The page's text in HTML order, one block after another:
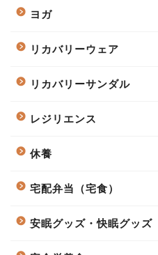
ヨガ
リカバリーウェア
リカバリーサンダル
レジリエンス
休養
宅配弁当（宅食）
安眠グッズ・快眠グッズ